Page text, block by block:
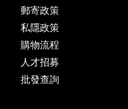
郵寄政策
私隱政策
購物流程
人才招募
批發查詢